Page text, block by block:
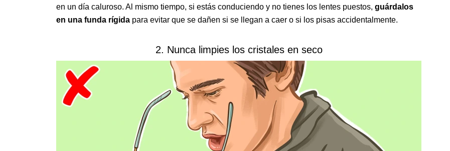
en un día caluroso. Al mismo tiempo, si estás conduciendo y no tienes los lentes puestos, guárdalos
en una funda rígida para evitar que se dañen si se llegan a caer o si los pisas accidentalmente.
2. Nunca limpies los cristales en seco